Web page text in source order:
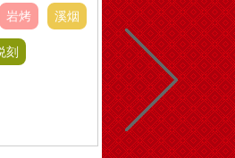
岩烤 溪烟
刻